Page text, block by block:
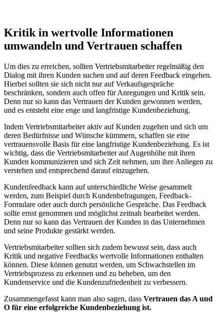
Kritik in wertvolle Informationen
umwandeln und Vertrauen schaffen
Um dies zu erreichen, sollten Vertriebsmitarbeiter regelmäßig den
Dialog mit ihren Kunden suchen und auf deren Feedback eingehen.
Hierbei sollten sie sich nicht nur auf Verkaufsgespräche
beschränken, sondern auch offen für Anregungen und Kritik sein.
Denn nur so kann das Vertrauen der Kunden gewonnen werden,
und es entsteht eine enge und langfristige Kundenbeziehung.
Indem Vertriebsmitarbeiter aktiv auf Kunden zugehen und sich um
deren Bedürfnisse und Wünsche kümmern, schaffen sie eine
vertrauensvolle Basis für eine langfristige Kundenbeziehung. Es ist
wichtig, dass die Vertriebsmitarbeiter auf Augenhöhe mit ihren
Kunden kommunizieren und sich Zeit nehmen, um ihre Anliegen zu
verstehen und entsprechend darauf einzugehen.
Kundenfeedback kann auf unterschiedliche Weise gesammelt
werden, zum Beispiel durch Kundenbefragungen, Feedback-
Formulare oder auch durch persönliche Gespräche. Das Feedback
sollte ernst genommen und möglichst zeitnah bearbeitet werden.
Denn nur so kann das Vertrauen der Kunden in das Unternehmen
und seine Produkte gestärkt werden.
Vertriebsmitarbeiter sollten sich zudem bewusst sein, dass auch
Kritik und negative Feedbacks wertvolle Informationen enthalten
können. Diese können genutzt werden, um Schwachstellen im
Vertriebsprozess zu erkennen und zu beheben, um den
Kundenservice und die Kundenzufriedenheit zu verbessern.
Zusammengefasst kann man also sagen, dass Vertrauen das A und
O für eine erfolgreiche Kundenbeziehung ist.